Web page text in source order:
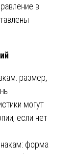
в
размер,
могут
если нет
форма